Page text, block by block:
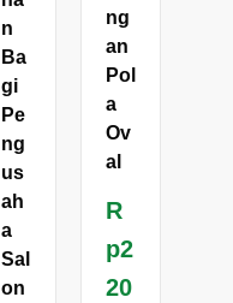
n
Ba
gi
Pe
ng
us
ah
a
Sal
on
ng
an
Pol
a
Ov
al
R
p2
20